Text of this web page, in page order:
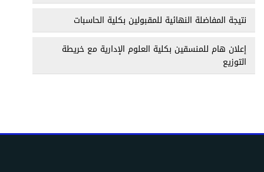
نتيجة المفاضلة النهائية للمقبولين بكلية الحاسبات
إعلان هام للمنسقين بكلية العلوم الإدارية مع خريطة
التوزيع